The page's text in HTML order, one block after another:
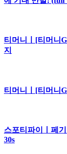
티머니ㅣ[티머니
지
티머니ㅣ[티머니
스포티파이ㅣ페
30s